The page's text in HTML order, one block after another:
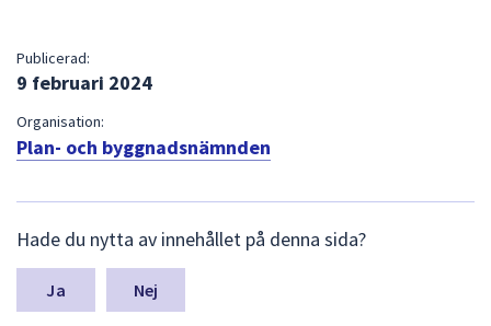
Publicerad:
9 februari 2024
Organisation:
Plan- och byggnadsnämnden
ä
m
a
Hade du nytta av innehållet på denna sida?
Nej